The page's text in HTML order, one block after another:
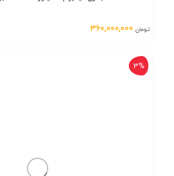
تومان
3%